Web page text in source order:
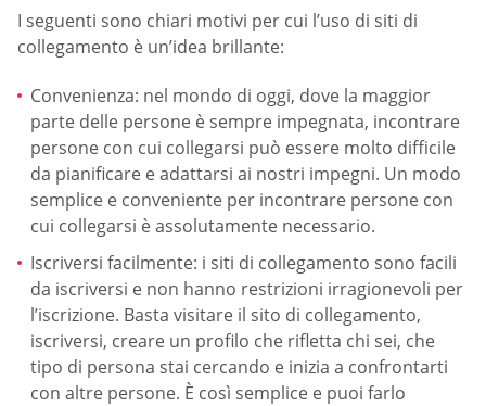
I seguenti sono chiari motivi per cui l’uso di siti di
collegamento è un’idea brillante:
Convenienza: nel mondo di oggi, dove la maggior
parte delle persone è sempre impegnata, incontrare
persone con cui collegarsi può essere molto difficile
da pianificare e adattarsi ai nostri impegni. Un modo
semplice e conveniente per incontrare persone con
cui collegarsi è assolutamente necessario.
Iscriversi facilmente: i siti di collegamento sono facili
da iscriversi e non hanno restrizioni irragionevoli per
l’iscrizione. Basta visitare il sito di collegamento,
iscriversi, creare un profilo che rifletta chi sei, che
tipo di persona stai cercando e inizia a confrontarti
con altre persone. È così semplice e puoi farlo